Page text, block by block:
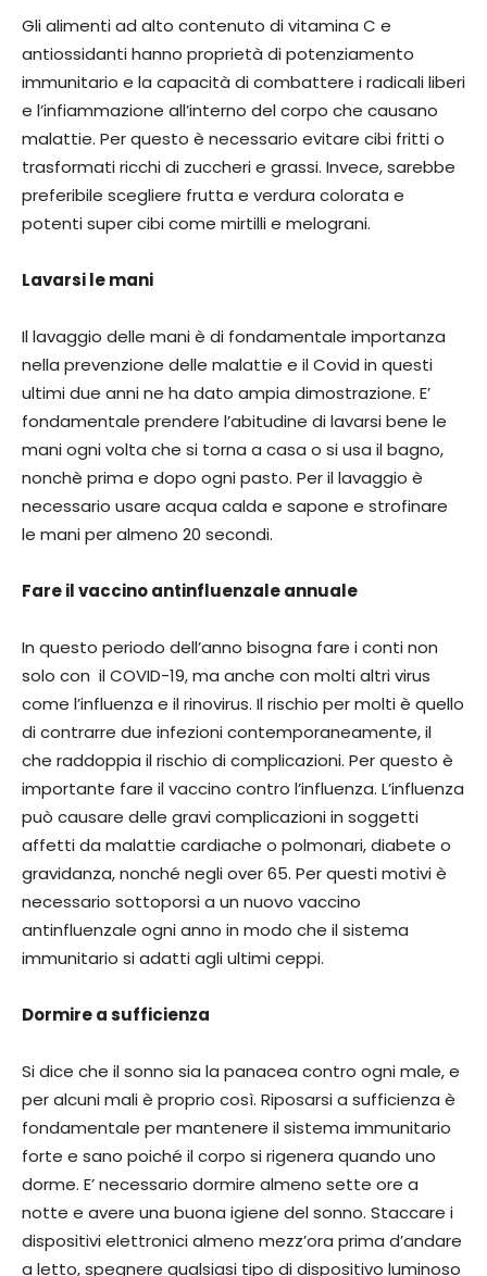
Gli alimenti ad alto contenuto di vitamina C e
antiossidanti hanno proprietà di potenziamento
immunitario e la capacità di combattere i radicali liberi
e l’infiammazione all’interno del corpo che causano
malattie. Per questo è necessario evitare cibi fritti o
trasformati ricchi di zuccheri e grassi. Invece, sarebbe
preferibile scegliere frutta e verdura colorata e
potenti super cibi come mirtilli e melograni.
Lavarsi le mani
Il lavaggio delle mani è di fondamentale importanza
nella prevenzione delle malattie e il Covid in questi
ultimi due anni ne ha dato ampia dimostrazione. E’
fondamentale prendere l’abitudine di lavarsi bene le
mani ogni volta che si torna a casa o si usa il bagno,
nonchè prima e dopo ogni pasto. Per il lavaggio è
necessario usare acqua calda e sapone e strofinare
le mani per almeno 20 secondi.
Fare il vaccino antinfluenzale annuale
In questo periodo dell’anno bisogna fare i conti non
solo con il COVID-19, ma anche con molti altri virus
come l’influenza e il rinovirus. Il rischio per molti è quello
di contrarre due infezioni contemporaneamente, il
che raddoppia il rischio di complicazioni. Per questo è
importante fare il vaccino contro l’influenza. L’influenza
può causare delle gravi complicazioni in soggetti
affetti da malattie cardiache o polmonari, diabete o
gravidanza, nonché negli over 65. Per questi motivi è
necessario sottoporsi a un nuovo vaccino
antinfluenzale ogni anno in modo che il sistema
immunitario si adatti agli ultimi ceppi.
Dormire a sufficienza
Si dice che il sonno sia la panacea contro ogni male, e
per alcuni mali è proprio così. Riposarsi a sufficienza è
fondamentale per mantenere il sistema immunitario
forte e sano poiché il corpo si rigenera quando uno
dorme. E’ necessario dormire almeno sette ore a
notte e avere una buona igiene del sonno. Staccare i
dispositivi elettronici almeno mezz’ora prima d’andare
a letto, spegnere qualsiasi tipo di dispositivo luminoso